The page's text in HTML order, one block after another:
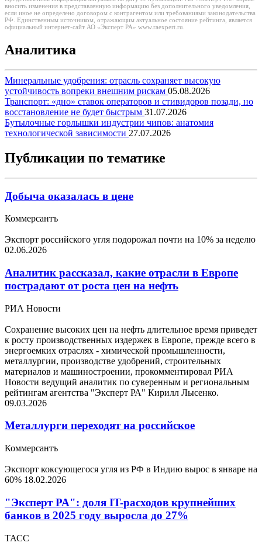
вносить изменения в представленную информацию без дополнительного уведомления,
если иное не определено договором с контрагентом или требованиями законодательства
РФ. Единственным источником, отражающим актуальное состояние рейтинга, является
официальный интернет-сайт АО «Эксперт РА» www.raexpert.ru.
Аналитика
Минеральные удобрения: отрасль сохраняет высокую
устойчивость вопреки внешним рискам 05.08.2026
Транспорт: «дно» ставок операторов и стивидоров позади, но
восстановление не будет быстрым 31.07.2026
Бутылочные горлышки индустрии чипов: анатомия
технологической зависимости 27.07.2026
Публикации по тематике
Добыча оказалась в цене
Коммерсантъ
Экспорт российского угля подорожал почти на 10% за неделю
02.06.2026
Аналитик рассказал, какие отрасли в Европе
пострадают от роста цен на нефть
РИА Новости
Сохранение высоких цен на нефть длительное время приведет
к росту производственных издержек в Европе, прежде всего в
энергоемких отраслях - химической промышленности,
металлургии, производстве удобрений, строительных
материалов и машиностроении, прокомментировал РИА
Новости ведущий аналитик по суверенным и региональным
рейтингам агентства "Эксперт РА" Кирилл Лысенко.
09.03.2026
Металлурги переходят на российское
Коммерсантъ
Экспорт коксующегося угля из РФ в Индию вырос в январе на
60% 18.02.2026
"Эксперт РА": доля IT-расходов крупнейших
банков в 2025 году выросла до 27%
ТАСС